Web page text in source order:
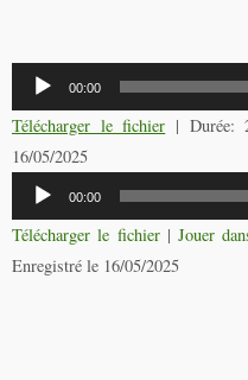
Lecteur
audio
00:00
Télécharger le fichier | Durée:
16/05/2025
Lecteur
audio
00:00
Télécharger le fichier| Jouer
Enregistré le 16/05/2025